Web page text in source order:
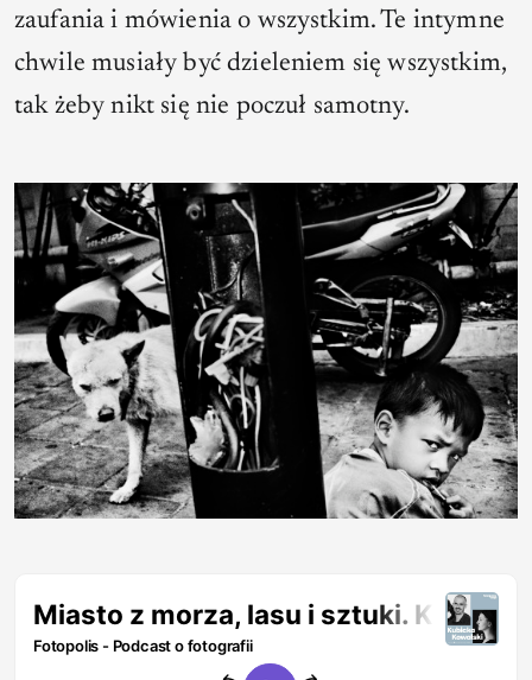
zaufania i mówienia o wszystkim. Te intymne
chwile musiały być dzieleniem się wszystkim,
tak żeby nikt się nie poczuł samotny.